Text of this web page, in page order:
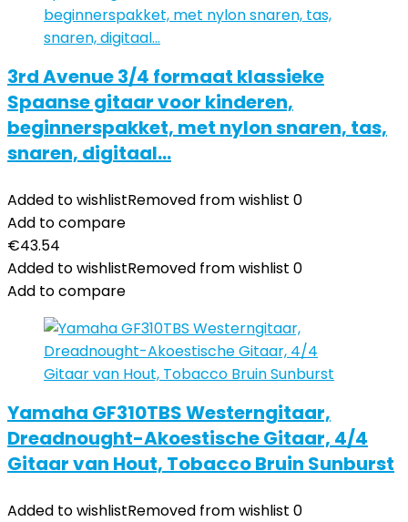
3rd Avenue 3/4 formaat klassieke
Spaanse gitaar voor kinderen,
beginnerspakket, met nylon snaren, tas,
snaren, digitaal…
Added to wishlistRemoved from wishlist 0
Add to compare
€43.54
Added to wishlistRemoved from wishlist 0
Add to compare
Yamaha GF310TBS Westerngitaar,
Dreadnought-Akoestische Gitaar, 4/4
Gitaar van Hout, Tobacco Bruin Sunburst
Added to wishlistRemoved from wishlist 0